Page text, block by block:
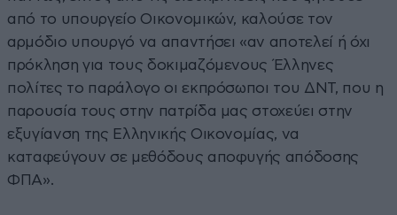
από το υπουργείο Οικονομικών, καλούσε τον
αρμόδιο υπουργό να απαντήσει «αν αποτελεί ή όχι
πρόκληση για τους δοκιμαζόμενους Έλληνες
πολίτες το παράλογο οι εκπρόσωποι του ΔΝΤ, που η
παρουσία τους στην πατρίδα μας στοχεύει στην
εξυγίανση της Ελληνικής Οικονομίας, να
καταφεύγουν σε μεθόδους αποφυγής απόδοσης
ΦΠΑ».